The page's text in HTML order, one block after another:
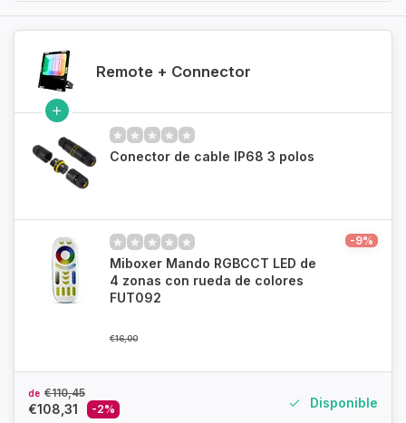
Remote + Connector
Conector de cable IP68 3 polos
Miboxer Mando RGBCCT LED de
4 zonas con rueda de colores
FUT092
€16,00
-9%
de €110,45
€108,31 -2% Disponible